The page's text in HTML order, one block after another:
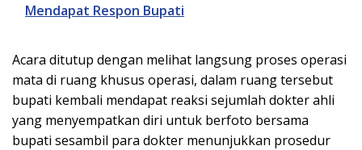
Mendapat Respon Bupati
Acara ditutup dengan melihat langsung proses operasi
mata di ruang khusus operasi, dalam ruang tersebut
bupati kembali mendapat reaksi sejumlah dokter ahli
yang menyempatkan diri untuk berfoto bersama
bupati sesambil para dokter menunjukkan prosedur